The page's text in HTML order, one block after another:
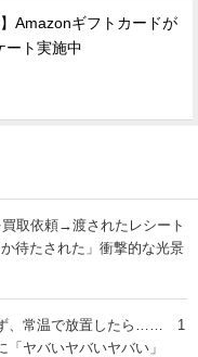
Amazonギフトカードが
ート実施中
取依頼→渡されたレシート
たされた」衝撃的な光景
、常温で放置したら…… 1
ヤバいヤバいヤバい」